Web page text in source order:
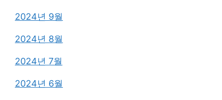
2024년 9월
2024년 8월
2024년 7월
2024년 6월